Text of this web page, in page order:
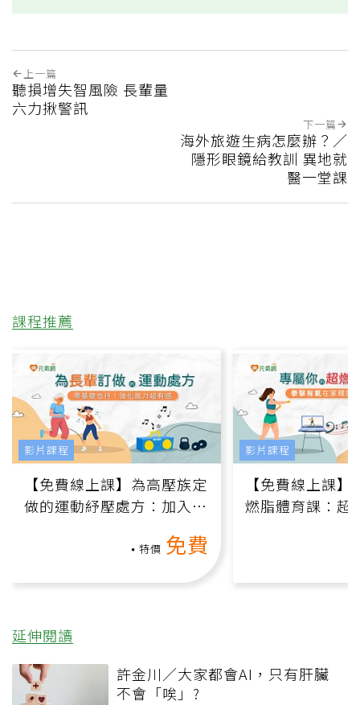
上一篇
聽損增失智風險 長輩量
六力揪警訊
下一篇
海外旅遊生病怎麼辦？／
隱形眼鏡給教訓 異地就
醫一堂課
課程推薦
【免費線上課】為高壓族定
做的運動紓壓處方：加入行
特價 免費
影片課程
【免費線上課
燃脂體育課：超
影片課程
延伸閱讀
許金川／大家都會AI，只有肝臟
不會「唉」?